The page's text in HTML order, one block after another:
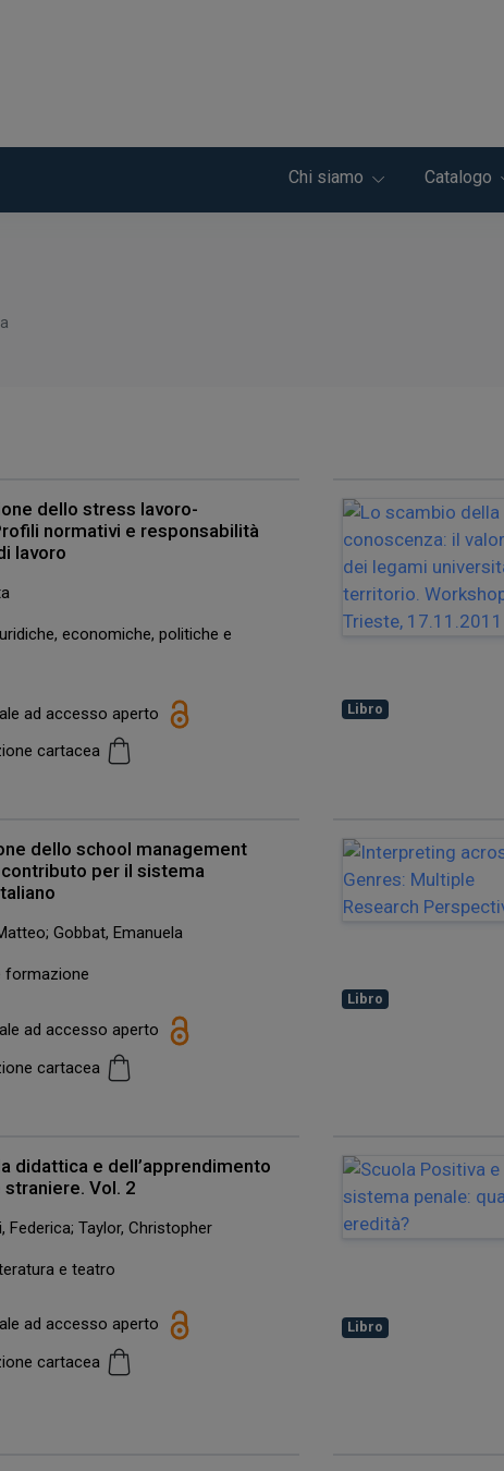
Chi siamo Catalogo
dello stress lavoro-
normativi e responsabilità
lavoro
economiche, politiche e
ad accesso aperto
cartacea
Libro
dello school management
per il sistema
Gobbat, Emanuela
formazione
ad accesso aperto
cartacea
Libro
didattica e dell’apprendimento
Vol. 2
Federica; Taylor, Christopher
e teatro
ad accesso aperto
cartacea
Libro